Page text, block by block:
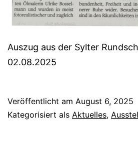
Auszug aus der Sylter
02.08.2025
Veröffentlicht am August 6, 2025
Kategorisiert als Aktuelles,